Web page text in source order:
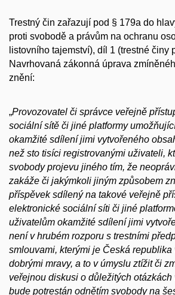
Trestný čin zařazují pod § 179a do
proti svobodě a právům na ochranu
listovního tajemství), díl 1 (trestné činy
Navrhovaná zákonná úprava
znění:
„Provozovatel či správce veřejně
sociální sítě či jiné platformy
okamžité sdílení jimi vytvořeného
než sto tisíci registrovanými uživateli,
svobody projevu jiného tím, že
zakáže či jakýmkoli jiným způsobem
příspěvek sdílený na takové veřejně
elektronické sociální síti či jiné
uživatelům okamžité sdílení jimi
není v hrubém rozporu s trestními
smlouvami, kterými je Česká republika
dobrými mravy, a to v úmyslu ztížit či
veřejnou diskusi o důležitých otázkách
bude potrestán odnětím svobody na